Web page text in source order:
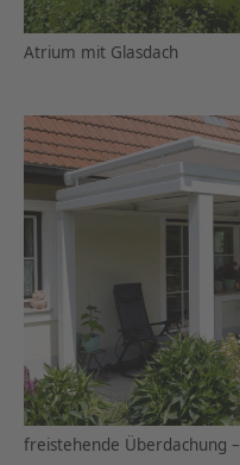
Atrium mit Glasdach
freistehende Überdachung